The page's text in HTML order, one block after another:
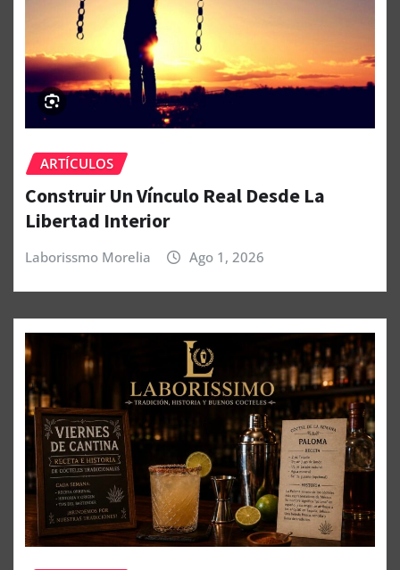
ARTÍCULOS
Construir Un Vínculo Real Desde La
Libertad Interior
Laborissmo Morelia Ago 1, 2026